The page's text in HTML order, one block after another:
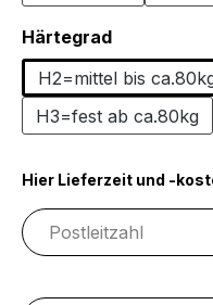
Härtegradauswählen
H2=mittel bis
H3=fest ab ca.80kg
Hier Lieferzeit und -